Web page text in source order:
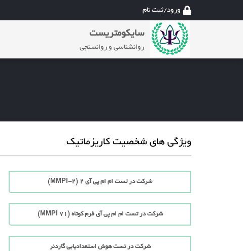
ورود/ثبت نام
سایکومتریست
روانشناسی و روانسنجی
ویژگی های شخصیت کاریزماتیک
شرکت در تست ام ام پی آی 2 (MMPI-2)
شرکت در تست ام ام پی آی فرم کوتاه (71 MMPI)
شرکت در تست هوش استعدادیابی گاردنر